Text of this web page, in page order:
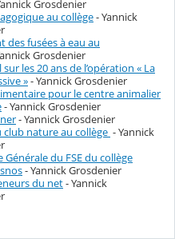
Grosdenier
au collège- Yannick
des fusées à eau au
Grosdenier
les 20 ans de l’opération « La
»- Yannick Grosdenier
pour le centre animalier
- Yannick Grosdenier
- Yannick Grosdenier
club nature au collège - Yannick
Générale du FSE du collège
- Yannick Grosdenier
du net- Yannick